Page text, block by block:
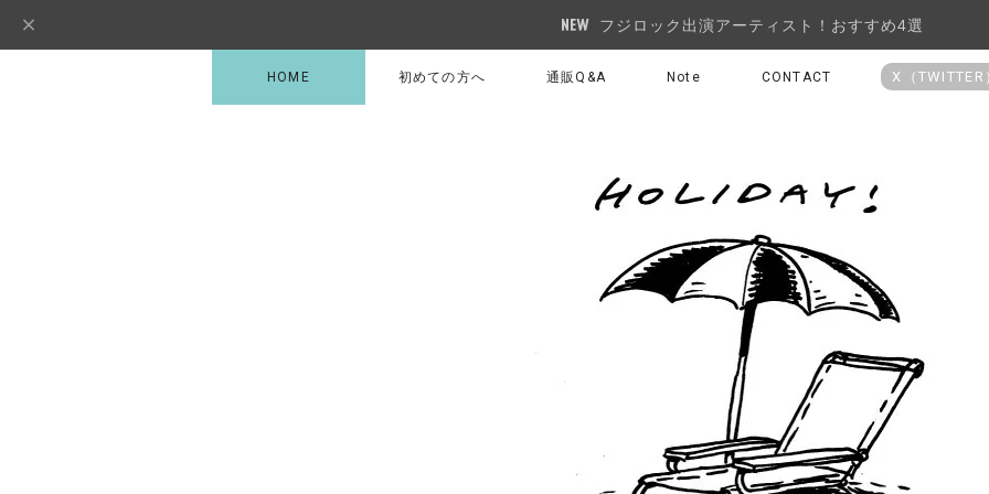
フジロック出演アーティスト！おすすめ4選
HOME 初めての方へ 通販Q&A Note CONTACT X（TWITTER